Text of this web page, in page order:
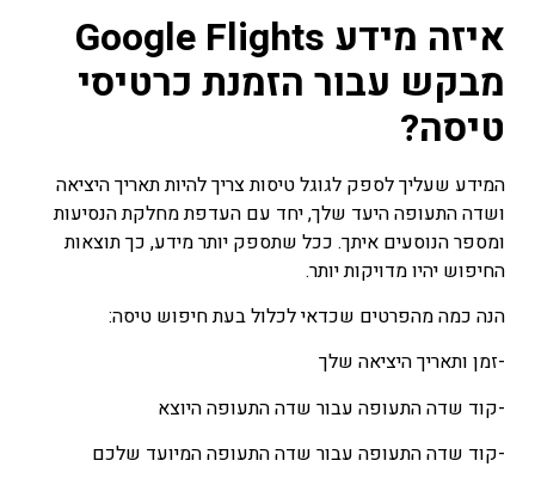
איזה מידע Google Flights
מבקש עבור הזמנת כרטיסי
טיסה?
המידע שעליך לספק לגוגל טיסות צריך להיות תאריך היציאה
ושדה התעופה היעד שלך, יחד עם העדפת מחלקת הנסיעות
ומספר הנוסעים איתך. ככל שתספק יותר מידע, כך תוצאות
החיפוש יהיו מדויקות יותר.
הנה כמה מהפרטים שכדאי לכלול בעת חיפוש טיסה:
-זמן ותאריך היציאה שלך
-קוד שדה התעופה עבור שדה התעופה היוצא
-קוד שדה התעופה עבור שדה התעופה המיועד שלכם